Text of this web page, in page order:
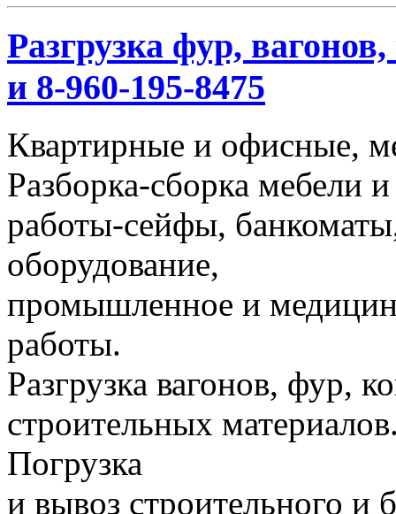
Разгрузка фур,
и 8-960-195-8475
Квартирные и офисные,
Разборка-сборка мебели
работы-сейфы,
оборудование,
промышленное и
работы.
Разгрузка вагонов, фур,
строительных
Погрузка
и вывоз строительного и